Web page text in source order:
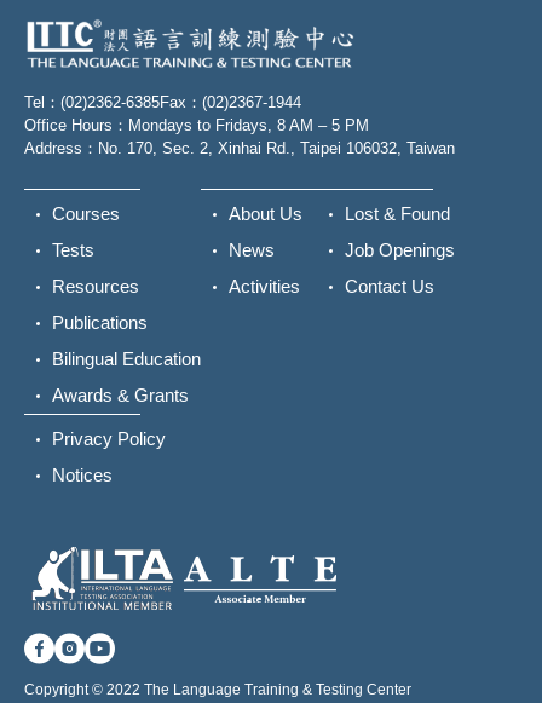
Tel：(02)2362-6385Fax：(02)2367-1944
Office Hours：Mondays to Fridays, 8 AM – 5 PM
Address：No. 170, Sec. 2, Xinhai Rd., Taipei 106032, Taiwan
Courses
Tests
Resources
Publications
Bilingual Education
Awards & Grants
About Us
News
Activities
Lost & Found
Job Openings
Contact Us
Privacy Policy
Notices
Copyright © 2022 The Language Training & Testing Center